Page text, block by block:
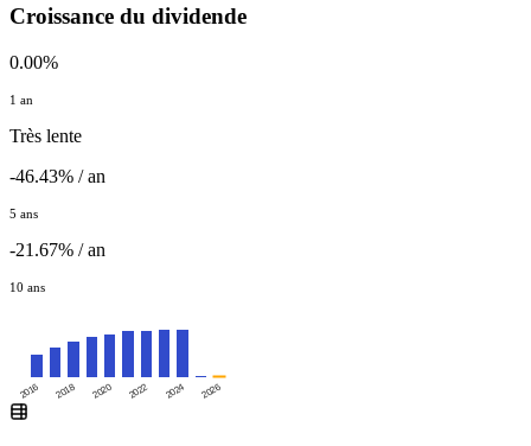
Croissance du dividende
0.00%
1 an
Très lente
-46.43% / an
5 ans
-21.67% / an
10 ans
2016 2018 2020 2022 2024 2026